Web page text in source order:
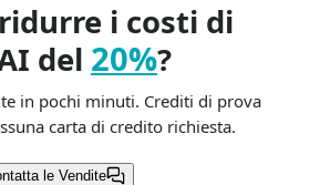
i costi di
del 20%?
in pochi minuti. Crediti di prova
carta di credito richiesta.
le Vendite